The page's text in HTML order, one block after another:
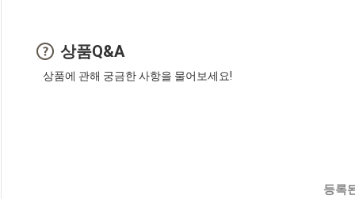
상품Q&A
상품에 관해 궁금한 사항을 물어보세요!
등록